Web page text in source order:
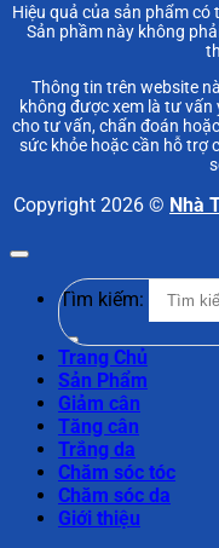
Hiệu quả của sản phẩm
Sản phầm này không
Thông tin trên website
không được xem là tư
cho tư vấn, chẩn đoán
sức khỏe hoặc cần hỗ trợ
Copyright 2026 © Nhà
Tìm kiếm:
Trang Chủ
Sản Phẩm
Giảm cân
Tăng cân
Trắng da
Chăm sóc tóc
Chăm sóc da
Giới thiệu